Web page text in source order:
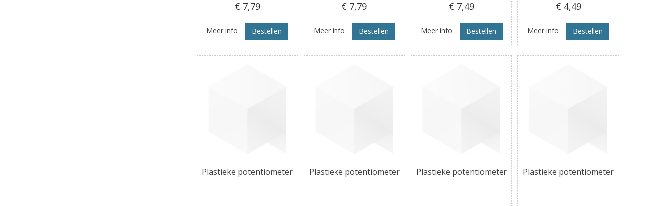
€ 7,79
Meer info Bestellen
€ 7,79
Meer info Bestellen
€ 7,49
Meer info Bestellen
€ 4,49
Meer info Bestellen
Plastieke potentiometer Plastieke potentiometer Plastieke potentiometer Plastieke potentiometer